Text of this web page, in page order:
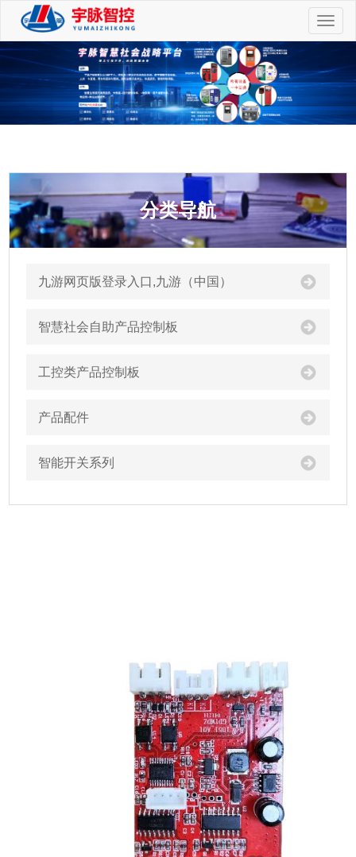
切
换
航
分类导航
九游网页版登录入口,九游（中国）
智慧社会自助产品控制板
工控类产品控制板
产品配件
智能开关系列